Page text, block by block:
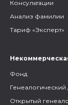
Консультации
Анализ фамилии
Тариф «Эксперт»
Фонд
Генеалогический
Открытый